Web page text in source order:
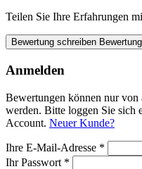
Teilen Sie Ihre Erfahrungen
Bewertung schreiben
Anmelden
Bewertungen können nur von
werden. Bitte loggen Sie sich
Account. Neuer Kunde?
Ihre E-Mail-Adresse *
Ihr Passwort *